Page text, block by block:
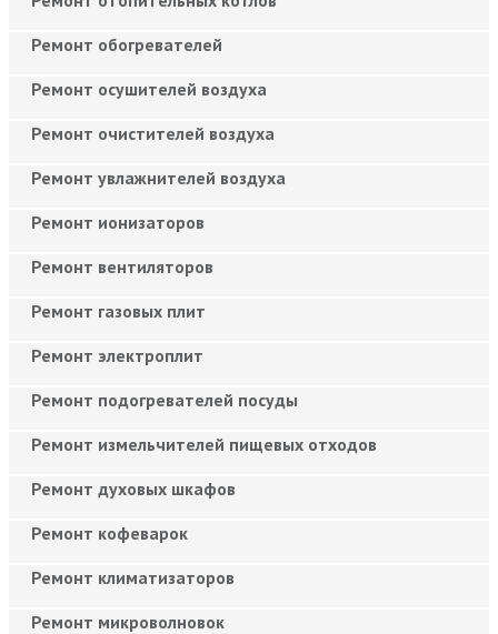
Ремонт обогревателей
Ремонт осушителей воздуха
Ремонт очистителей воздуха
Ремонт увлажнителей воздуха
Ремонт ионизаторов
Ремонт вентиляторов
Ремонт газовых плит
Ремонт электроплит
Ремонт подогревателей посуды
Ремонт измельчителей пищевых отходов
Ремонт духовых шкафов
Ремонт кофеварок
Ремонт климатизаторов
Ремонт микроволновок